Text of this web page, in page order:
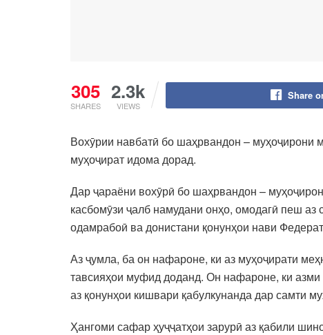
305
SHARES
2.3k
VIEWS
Share
Вохӯрии навбатӣ бо шаҳрвандон – муҳоҷирони
муҳоҷират идома дорад.
Дар ҷараёни вохӯрӣ бо шаҳрвандон –
касбомӯзи ҷалб намудани онҳо, омодагӣ пеш аз
одамрабоӣ ва донистани қонунҳои нави
Аз ҷумла, ба он нафароне, ки аз муҳоҷирати
тавсияҳои муфид доданд. Он нафароне, ки
аз қонунҳои кишвари қабулкунанда дар самти
Ҳангоми сафар ҳуҷҷатҳои зарурӣ аз қабили